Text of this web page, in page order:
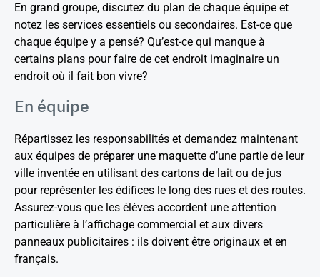
En grand groupe, discutez du plan de chaque équipe et
notez les services essentiels ou secondaires. Est-ce que
chaque équipe y a pensé? Qu’est-ce qui manque à
certains plans pour faire de cet endroit imaginaire un
endroit où il fait bon vivre?
En équipe
Répartissez les responsabilités et demandez maintenant
aux équipes de préparer une maquette d’une partie de leur
ville inventée en utilisant des cartons de lait ou de jus
pour représenter les édifices le long des rues et des routes.
Assurez-vous que les élèves accordent une attention
particulière à l’affichage commercial et aux divers
panneaux publicitaires : ils doivent être originaux et en
français.